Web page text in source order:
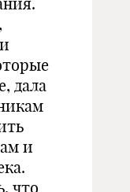
дала
и
что